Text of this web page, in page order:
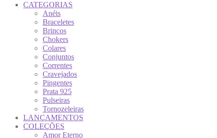
CATEGORIAS
Anéis
Braceletes
Brincos
Chokers
Colares
Conjuntos
Correntes
Cravejados
Pingentes
Prata 925
Pulseiras
Tornozeleiras
LANÇAMENTOS
COLEÇÕES
Amor Eterno